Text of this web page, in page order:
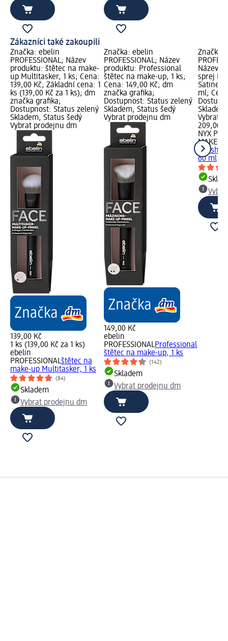
Zákazníci také zakoupili
Značka: ebelin
PROFESSIONAL; Název
produktu: štětec na make-
up Multitasker, 1 ks; Cena:
139,00 Kč; Základní cena: 1
ks (139,00 Kč za 1 ks); dm
značka grafika;
Dostupnost: Status zelený
Skladem, Status šedý
Vybrat prodejnu dm
139,00 Kč
1 ks (139,00 Kč za 1 ks)
ebelin
PROFESSIONALštětec na
make-up Multitasker, 1 ks
(84)
Skladem
Vybrat prodejnu dm
Značka: ebelin
PROFESSIONAL; Název
produktu: Professional
štětec na make-up, 1 ks;
Cena: 149,00 Kč; dm
značka grafika;
Dostupnost: Status zelený
Skladem, Status šedý
Vybrat prodejnu dm
149,00 Kč
ebelin
PROFESSIONALProfessional
štětec na make-up, 1 ks
(142)
Skladem
Vybrat prodejnu dm
Značka:
Název
sprej
Satine/
ml;
Vybrat
209,00
NYX
MAKEUP
Finish
60 ml